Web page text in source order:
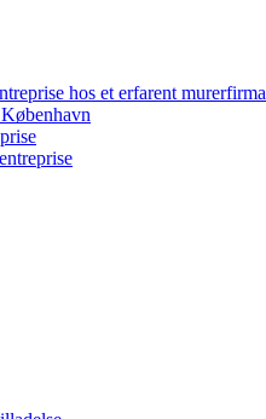
hos et erfarent murerfirma